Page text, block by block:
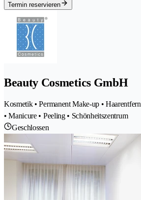
Termin reservieren
Beauty Cosmetics GmbH
Kosmetik • Permanent Make-up •
• Manicure • Peeling • Schönheitszentrum
Geschlossen